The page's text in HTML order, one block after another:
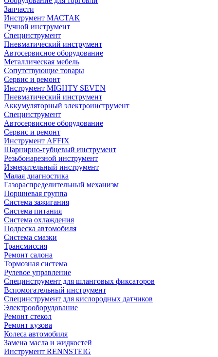
Запчасти
Инструмент МАСТАК
Ручной инструмент
Специнструмент
Пневматический инструмент
Автосервисное оборудование
Металлическая мебель
Сопутствующие товары
Сервис и ремонт
Инструмент MIGHTY SEVEN
Пневматический инструмент
Аккумуляторный электроинструмент
Специнструмент
Автосервисное оборудование
Сервис и ремонт
Инструмент AFFIX
Шарнирно-губцевый инструмент
Резьбонарезной инструмент
Измерительный инструмент
Малая диагностика
Газораспределительный механизм
Поршневая группа
Система зажигания
Система питания
Система охлаждения
Подвеска автомобиля
Система смазки
Трансмиссия
Ремонт салона
Тормозная система
Рулевое управление
Специнструмент для шланговых фиксаторов
Вспомогательный инструмент
Специнструмент для кислородных датчиков
Электрооборудование
Ремонт стекол
Ремонт кузова
Колеса автомобиля
Замена масла и жидкостей
Инструмент RENNSTEIG